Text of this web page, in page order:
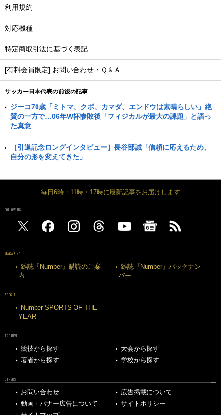
利用規約
対応機種
特定商取引法に基づく表記
[有料会員限定] お問い合わせ・Ｑ＆Ａ
サッカー日本代表の前後の記事
ジーコ70歳「ミトマ、クボ、カマダ、エンドウは素晴らしい」絶
賛の一方で…06年W杯惨敗後「フィジカルが最大の課題」と語っ
た真意
［引退記念ロングインタビュー］長谷部誠「信頼に応えるため、
自分の形を変えてきた」
毎日6時・11時・17時に最新記事をお届けします
FOLLOW US
MAGAZINE
雑誌『Number』購読のご案
内
雑誌『Number』バックナン
バー
SPECIAL
Number SPORTS OF THE
YEAR
ARCHIVE
競技から探す
大会から探す
著者から探す
学校から探す
OTHERS
お問い合わせ
広告掲載について
動画・バナー広告について
サイトポリシー